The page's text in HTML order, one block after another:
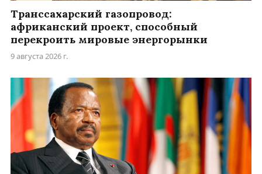
Транссахарский газопровод:
африканский проект, способный
перекроить мировые энергорынки
9 августа 2026 г.